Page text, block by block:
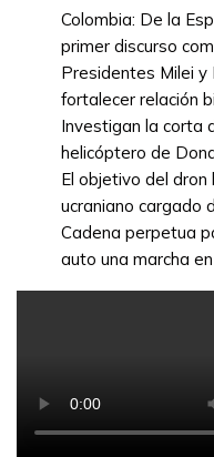
Colombia: De la
primer discurso
Presidentes Milei y
fortalecer relación
Investigan la corta
helicóptero de
El objetivo del dron
ucraniano cargado
Cadena perpetua
auto una marcha